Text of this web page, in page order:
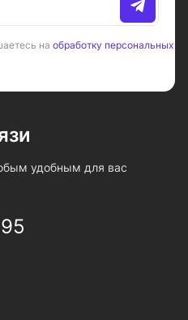
на обработку персональных
удобным для вас